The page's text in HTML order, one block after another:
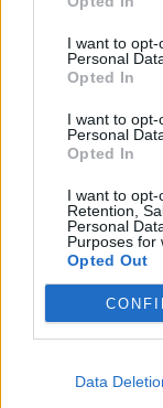
I want to
Personal
Opted In
I want to
Personal
Opted In
I want to opt-
Retention,
Personal
Purposes for
Opted Out
Data
Το πιο
το μπουκάλι.
προϊόν. Είναι
Σκιά, ρούχα,
λειτουργούν
Ο World